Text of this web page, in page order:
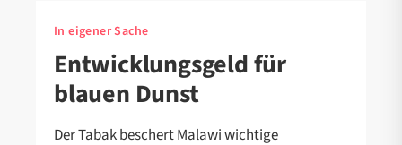
In eigener Sache
Entwicklungsgeld für
blauen Dunst
Der Tabak beschert Malawi wichtige